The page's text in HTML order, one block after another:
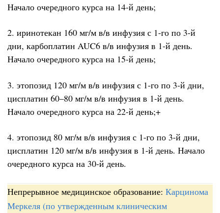
Начало очередного курса на 14-й день;
2. иринотекан 160 мг/м в/в инфузия с 1-го по 3-й
дни, карбоплатин AUC6 в/в инфузия в 1-й день.
Начало очередного курса на 15-й день;
3. этопозид 120 мг/м в/в инфузия с 1-го по 3-й дни,
цисплатин 60–80 мг/м в/в инфузия в 1-й день.
Начало очередного курса на 22-й день;+
4. этопозид 80 мг/м в/в инфузия с 1-го по 3-й дни,
цисплатин 120 мг/м в/в инфузия в 1-й день. Начало
очередного курса на 30-й день.
Непрерывное медицинское образование: Карцинома
Меркеля (по утвержденным клиническим